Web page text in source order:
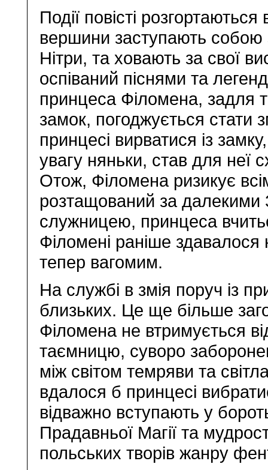
Події повісті розгортаються
вершини заступають собою
Нітри, та ховають за свої
оспіваний піснями та
принцеса Філомена, задля
замок, погоджується стати
принцесі вирватися із
увагу няньки, став для
Отож, Філомена ризикує
розтащований за далекими
служницею, принцеса
Філомені раніше
тепер вагомим.
На службі в змія поруч із
близьких. Це ще більше
Філомена не втримується
таємницю, суворо
між світом темряви та
вдалося б принцесі
відважно вступають у
Прадавньої Магії та
польських творів жанру